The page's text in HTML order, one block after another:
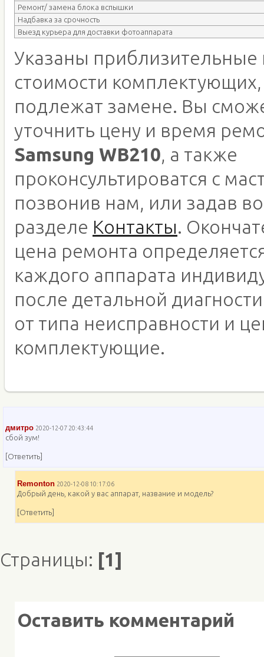
Ремонт/ замена блока вспышки
Надбавка за срочность
Выезд курьера для доставки фотоаппарата
Указаны приблизительные
стоимости
подлежат замене. Вы
уточнить цену и время
Samsung WB210, а также
проконсультироватся с
позвонив нам, или задав
разделе Контакты.
цена ремонта
каждого аппарата
после детальной
от типа неисправности и
комплектующие.
дмитро 2020-12-07 20:43:44
сбой зум!
[Ответить]
Remonton 2020-12-08 10:17:06
Добрый день, какой у вас аппарат, название и модель?
[Ответить]
Страницы: [1]
Оставить комментарий